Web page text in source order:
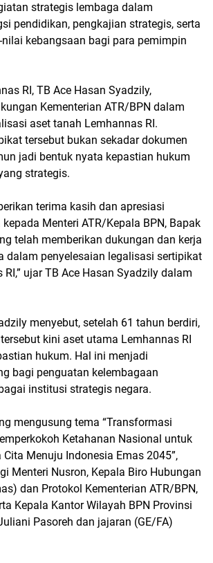
strategis lembaga dalam
pendidikan, pengkajian strategis, serta
kebangsaan bagi para pemimpin
RI, TB Ace Hasan Syadzily,
Kementerian ATR/BPN dalam
aset tanah Lemhannas RI.
tersebut bukan sekadar dokumen
jadi bentuk nyata kepastian hukum
strategis.
terima kasih dan apresiasi
Menteri ATR/Kepala BPN, Bapak
telah memberikan dukungan dan kerja
dalam penyelesaian legalisasi sertipikat
ujar TB Ace Hasan Syadzily dalam
menyebut, setelah 61 tahun berdiri,
kini aset utama Lemhannas RI
hukum. Hal ini menjadi
bagi penguatan kelembagaan
institusi strategis negara.
mengusung tema “Transformasi
Ketahanan Nasional untuk
Menuju Indonesia Emas 2045”,
Menteri Nusron, Kepala Biro Hubungan
dan Protokol Kementerian ATR/BPN,
Kepala Kantor Wilayah BPN Provinsi
Pasoreh dan jajaran (GE/FA)